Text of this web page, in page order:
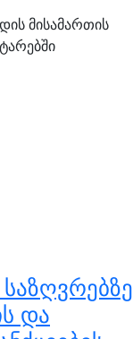
მისამართის
და